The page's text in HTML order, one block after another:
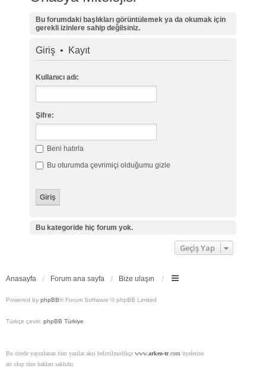
Bu forumdaki başlıkları görüntülemek ya da okumak için
gerekli izinlere sahip değilsiniz.
Giriş• Kayıt
Kullanıcı adı:
Şifre:
Beni hatırla
Bu oturumda çevrimiçi olduğumu gizle
Bu kategoride hiç forum yok.
Geçiş Yap
Anasayfa Forum ana sayfa Bize ulaşın
Powered by phpBB® Forum Software © phpBB Limited
Türkçe çeviri: phpBB Türkiye
Bu sitede yayınlanan tüm yazılar aksi belirtilmedikçe www.arkeo-tr.com üyelerine
ait olup tüm hakları saklıdır.